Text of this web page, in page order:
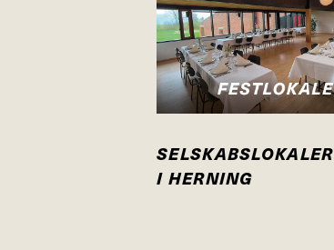
SELSKABSLOKALER
I HERNING